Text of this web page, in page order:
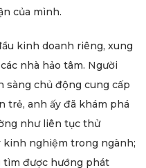
của mình.
kinh doanh riêng, xung
nhà hảo tâm. Người
sàng chủ động cung cấp
trẻ, anh ấy đã khám phá
như liên tục thử
nghiệm trong ngành;
được hướng phát